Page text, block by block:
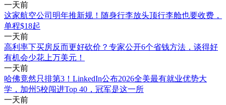
一天前
这家航空公司明年推新规！随身行李放头顶行李舱也要收费，
单程$18起
一天前
高利率下买房反而更好砍价？专家公开6个省钱方法，谈得好
有机会少花上万美元！
一天前
哈佛竟然只排第3！LinkedIn公布2026全美最有就业优势大
学，加州5校闯进Top 40，冠军是这一所
一天前